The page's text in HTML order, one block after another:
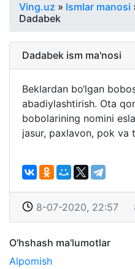
Ving.uz » Ismlar manosi
Dadabek
Dadabek ism ma'nosi
Beklardan bo‘lgan
abadiylashtirish. Ota
bobolarining nomini
jasur, paxlavon, pok
8-07-2020, 22:57
O'hshash ma'lumotlar
Alpomish